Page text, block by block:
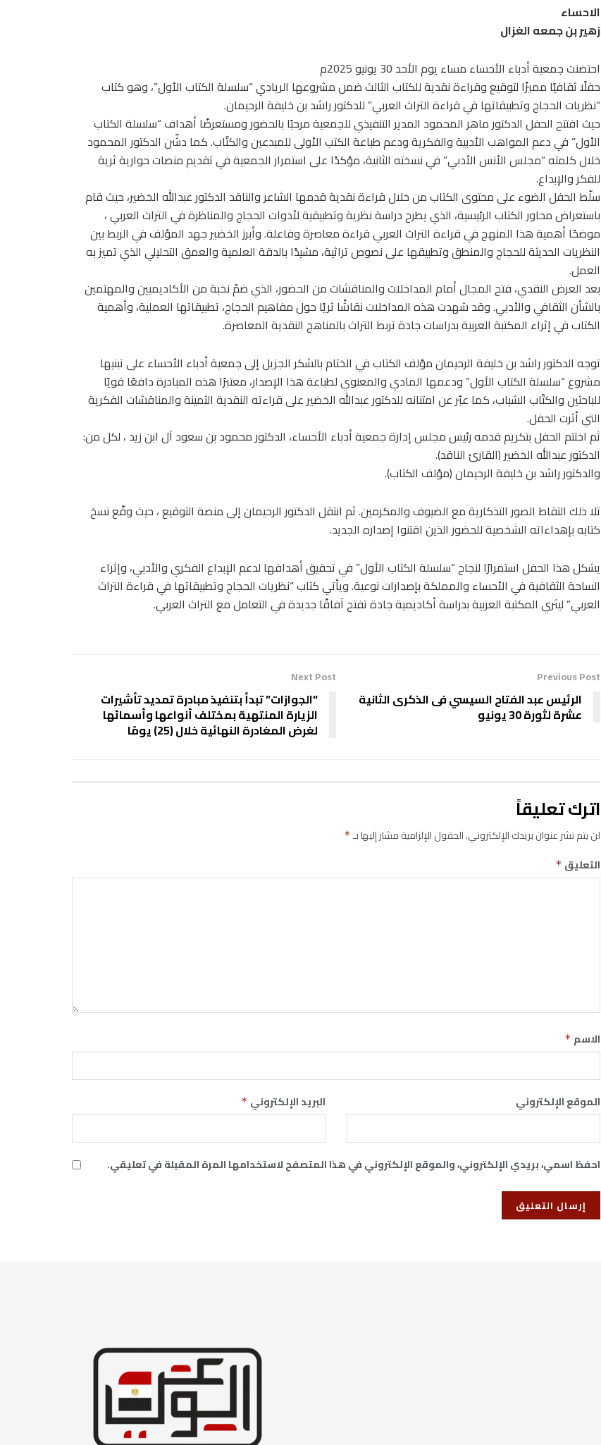
الاحساء
زهير بن جمعه الغزال
احتضنت جمعية أدباء الأحساء مساء يوم الأحد 30 يونيو 2025م
حفلًا ثقافيًا مميزًا لتوقيع وقراءة نقدية للكتاب الثالث ضمن مشروعها الريادي “سلسلة الكتاب الأول”، وهو كتاب
“نظريات الحجاج وتطبيقاتها في قراءة التراث العربي” للدكتور راشد بن خليفة الرحيمان.
حيث افتتح الحفل الدكتور ماهر المحمود المدير التنفيذي للجمعية مرحبًا بالحضور ومستعرضًا أهداف “سلسلة الكتاب
الأول” في دعم المواهب الأدبية والفكرية ودعم طباعة الكتب الأولى للمبدعين والكتّاب. كما دشّن الدكتور المحمود
خلال كلمته “مجلس الأنس الأدبي” في نسخته الثانية، مؤكدًا على استمرار الجمعية في تقديم منصات حوارية ثرية
للفكر والإبداع.
سلّط الحفل الضوء على محتوى الكتاب من خلال قراءة نقدية قدمها الشاعر والناقد الدكتور عبدالله الخضير، حيث قام
باستعراض محاور الكتاب الرئيسية، الذي يطرح دراسة نظرية وتطبيقية لأدوات الحجاج والمناظرة في التراث العربي ،
موضحًا أهمية هذا المنهج في قراءة التراث العربي قراءة معاصرة وفاعلة. وأبرز الخضير جهد المؤلف في الربط بين
النظريات الحديثة للحجاج والمنطق وتطبيقها على نصوص تراثية، مشيدًا بالدقة العلمية والعمق التحليلي الذي تميز به
العمل.
بعد العرض النقدي، فتح المجال أمام المداخلات والمناقشات من الحضور، الذي ضمّ نخبة من الأكاديميين والمهتمين
بالشأن الثقافي والأدبي. وقد شهدت هذه المداخلات نقاشًا ثريًا حول مفاهيم الحجاج، تطبيقاتها العملية، وأهمية
الكتاب في إثراء المكتبة العربية بدراسات جادة تربط التراث بالمناهج النقدية المعاصرة.
توجه الدكتور راشد بن خليفة الرحيمان مؤلف الكتاب في الختام بالشكر الجزيل إلى جمعية أدباء الأحساء على تبنيها
مشروع “سلسلة الكتاب الأول” ودعمها المادي والمعنوي لطباعة هذا الإصدار، معتبرًا هذه المبادرة دافعًا قويًا
للباحثين والكتّاب الشباب، كما عبّر عن امتنانه للدكتور عبدالله الخضير على قراءته النقدية الثمينة والمناقشات الفكرية
التي أثرت الحفل.
ثم اختتم الحفل بتكريم قدمه رئيس مجلس إدارة جمعية أدباء الأحساء، الدكتور محمود بن سعود آل ابن زيد ، لكل من:
الدكتور عبدالله الخضير (القارئ الناقد).
والدكتور راشد بن خليفة الرحيمان (مؤلف الكتاب).
تلا ذلك التقاط الصور التذكارية مع الضيوف والمكرمين. ثم انتقل الدكتور الرحيمان إلى منصة التوقيع ، حيث وقّع نسخ
كتابه بإهداءاته الشخصية للحضور الذين اقتنوا إصداره الجديد.
يشكل هذا الحفل استمرارًا لنجاح “سلسلة الكتاب الأول” في تحقيق أهدافها لدعم الإبداع الفكري والأدبي، وإثراء
الساحة الثقافية في الأحساء والمملكة بإصدارات نوعية. ويأتي كتاب “نظريات الحجاج وتطبيقاتها في قراءة التراث
العربي” ليثري المكتبة العربية بدراسة أكاديمية جادة تفتح آفاقًا جديدة في التعامل مع التراث العربي.
Previous Post
الرئيس عبد الفتاح السيسي فى الذكرى الثانية
عشرة لثورة 30 يونيو
Next Post
“الجوازات” تبدأ بتنفيذ مبادرة تمديد تأشيرات
الزيارة المنتهية بمختلف أنواعها وأسمائها
لغرض المغادرة النهائية خلال (25) يومًا
اترك تعليقاً
لن يتم نشر عنوان بريدك الإلكتروني.الحقول الإلزامية مشار إليها بـ*
التعليق *
الاسم *
البريد الإلكتروني * الموقع الإلكتروني
احفظ اسمي، بريدي الإلكتروني، والموقع الإلكتروني في هذا المتصفح لاستخدامها المرة المقبلة في تعليقي.